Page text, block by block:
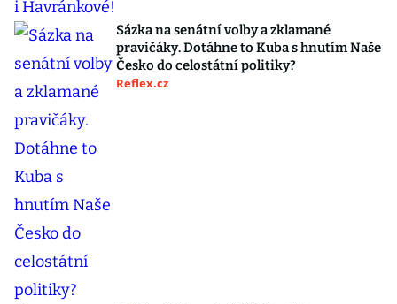
Sázka na senátní volby a zklamané
pravičáky. Dotáhne to Kuba s hnutím Naše
Česko do celostátní politiky?
Reflex.cz